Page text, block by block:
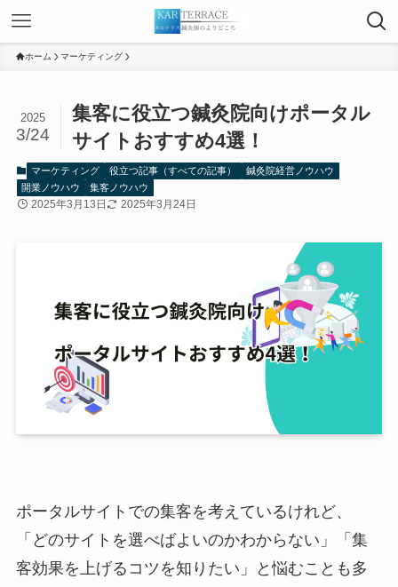
ホーム マーケティング
集客に役立つ鍼灸院向けポータル
サイトおすすめ4選！
2025
3/24
マーケティング 役立つ記事（すべての記事）
鍼灸院経営ノウハウ
開業ノウハウ
集客ノウハウ
2025年3月13日 2025年3月24日
ポータルサイトでの集客を考えているけれど、
「どのサイトを選べばよいのかわからない」「集
客効果を上げるコツを知りたい」と悩むことも多